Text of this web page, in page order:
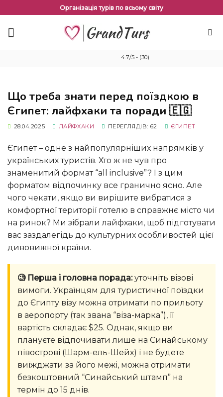
змісту
Організація турів по всьому світу
4.7/5 - (30)
Що треба знати перед поїздкою в
Єгипет: лайфхаки та поради 🇪🇬
28.04.2025 ЛАЙФХАКИ ПЕРЕГЛЯДІВ: 62 ЄГИПЕТ
Єгипет – одне з найпопулярніших напрямків у
українських туристів. Хто ж не чув про
знаменитий формат “all inclusive”? І з цим
форматом відпочинку все гранично ясно. Але
чого чекати, якщо ви вирішите вибратися з
комфортної території готелю в справжнє місто чи
на ринок? Ми зібрали лайфхаки, щоб підготувати
вас заздалегідь до культурних особливостей цієї
дивовижної країни.
🧐 Перша і головна порада:уточніть візові
вимоги. Українцям для туристичної поїздки
до Єгипту візу можна отримати по прильоту
в аеропорту (так звана “віза-марка”), її
вартість складає $25. Однак, якщо ви
плануєте відпочивати лише на Синайському
півострові (Шарм-ель-Шейх) і не будете
виїжджати за його межі, можна отримати
безкоштовний “Синайський штамп” на
термін до 15 днів.